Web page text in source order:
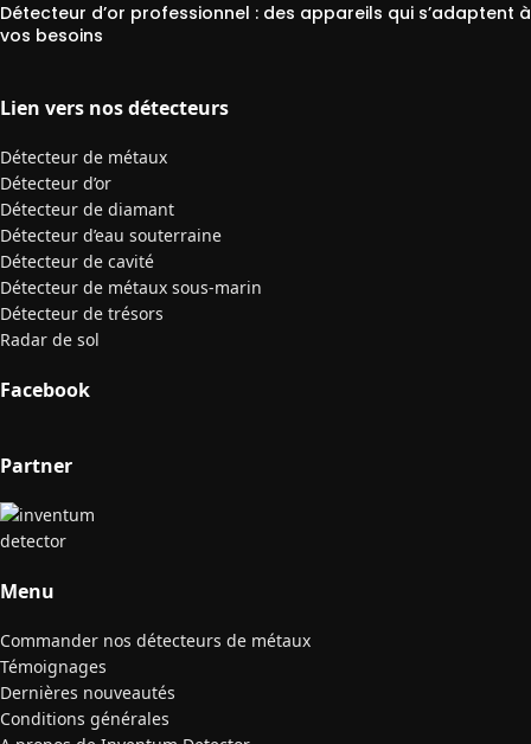
Détecteur d’or professionnel : des appareils qui s’adaptent à
vos besoins
Lien vers nos détecteurs
Détecteur de métaux
Détecteur d’or
Détecteur de diamant
Détecteur d’eau souterraine
Détecteur de cavité
Détecteur de métaux sous-marin
Détecteur de trésors
Radar de sol
Facebook
Partner
Menu
Commander nos détecteurs de métaux
Témoignages
Dernières nouveautés
Conditions générales